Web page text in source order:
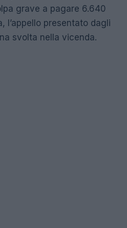
grave a pagare 6.640
l’appello presentato dagli
svolta nella vicenda.